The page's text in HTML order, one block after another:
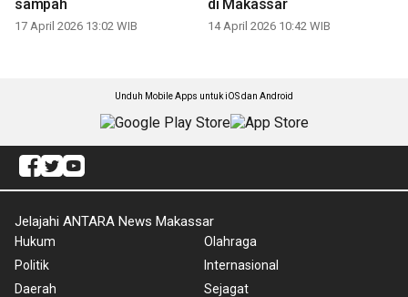
sampah
17 April 2026 13:02 WIB
di Makassar
14 April 2026 10:42 WIB
Unduh Mobile Apps untuk iOS dan Android
Jelajahi ANTARA News Makassar
Hukum
Politik
Daerah
Olahraga
Internasional
Sejagat